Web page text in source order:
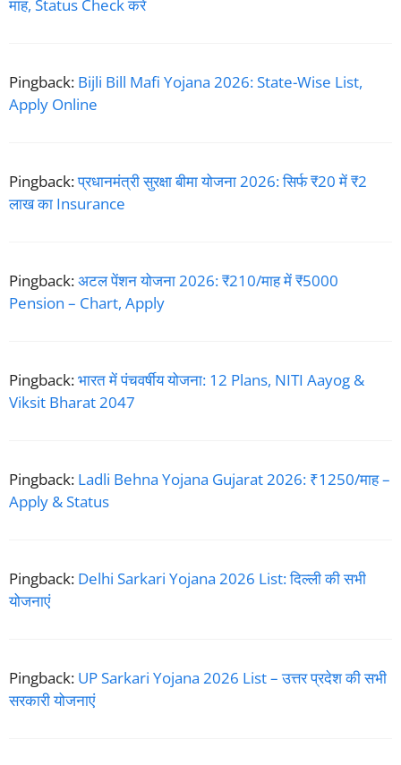
माह, Status Check करें
Pingback: Bijli Bill Mafi Yojana 2026: State-Wise List,
Apply Online
Pingback:प्रधानमंत्री सुरक्षा बीमा योजना 2026: सिर्फ ₹20 में ₹2
लाख का Insurance
Pingback:अटल पेंशन योजना 2026: ₹210/माह में ₹5000
Pension – Chart, Apply
Pingback:भारत में पंचवर्षीय योजना: 12 Plans, NITI Aayog &
Viksit Bharat 2047
Pingback: Ladli Behna Yojana Gujarat 2026: ₹1250/माह –
Apply & Status
Pingback: Delhi Sarkari Yojana 2026 List: दिल्ली की सभी
योजनाएं
Pingback: UP Sarkari Yojana 2026 List – उत्तर प्रदेश की सभी
सरकारी योजनाएं